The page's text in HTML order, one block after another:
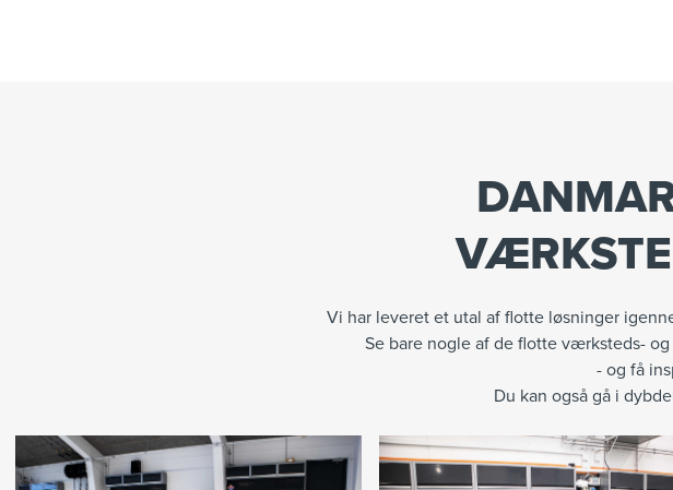
Vi har leveret et utal af flotte løsninger
Se bare nogle af de flotte værksteds-
- og få
Du kan også gå i